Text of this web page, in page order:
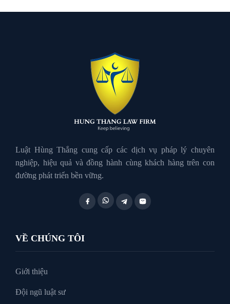
Luật Hành Chính
Luật Hôn Nhân Gia Đình
Luật Lao Động
Luật Hùng Thắng cung cấp các dịch vụ pháp lý chuyên
nghiệp, hiệu quả và đồng hành cùng khách hàng trên con
đường phát triển bền vững.
VỀ CHÚNG TÔI
Giới thiệu
Đội ngũ luật sư